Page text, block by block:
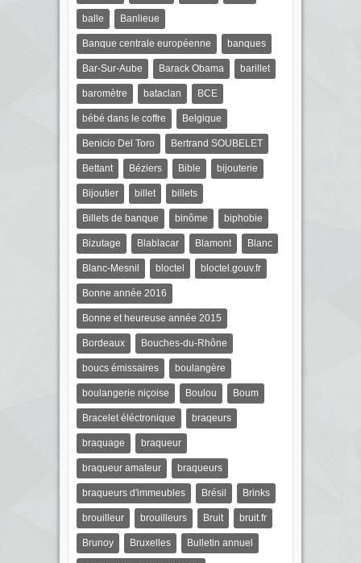
balle Banlieue
Banque centrale européenne banques
Bar-Sur-Aube Barack Obama barillet
baromètre bataclan BCE
bébé dans le coffre Belgique
Benicio Del Toro Bertrand SOUBELET
Bettant Béziers Bible bijouterie
Bijoutier billet billets
Billets de banque binôme biphobie
Bizutage Blablacar Blamont Blanc
Blanc-Mesnil bloctel bloctel.gouv.fr
Bonne année 2016
Bonne et heureuse année 2015
Bordeaux Bouches-du-Rhône
boucs émissaires boulangère
boulangerie niçoise Boulou Boum
Bracelet éléctronique braqeurs
braquage braqueur
braqueur amateur braqueurs
braqueurs d'immeubles Brésil Brinks
brouilleur brouilleurs Bruit bruit.fr
Brunoy Bruxelles Bulletin annuel